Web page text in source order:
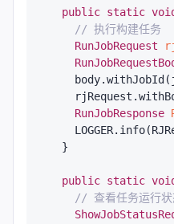
public static
// 执行构建任务
RunJobRequest
RunJobResponse
  }
public static
// 查看任务运行状